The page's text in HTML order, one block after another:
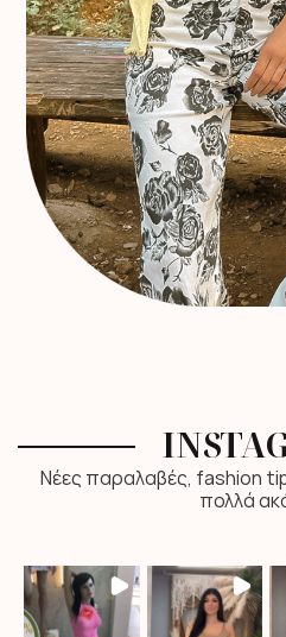
Νέες παραλαβές, fashion
πολλά